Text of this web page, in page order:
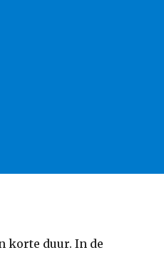
korte duur. In de